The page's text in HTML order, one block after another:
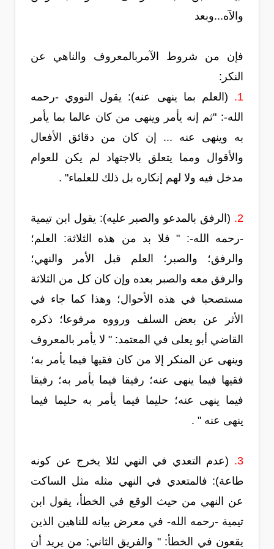
والآه...وبعد
فإن من شروط الآمربالمعروف والناهي عن
النكر:
1.
(العلم بما ينهى عنه): يقول النووي -رحمه
الله-: "ثم إنه يأمر وينهى من كان عالما بما يأمر
به وينهى عنه ... إن كان من دقائق الأفعال
والأقوال ومما يتعلق بالاجتهاد لم يكن للعوام
مدخل فيه ولا لهم إنكاره بل ذلك للعلماء" .
2. (الرفق بالمدعو والصبر عليه): يقول ابن تيمية
-رحمه الله-: " فلا بد من هذه الثلاثة: العلم؛
والرفق؛ والصبر؛ العلم قبل الأمر والنهي؛
والرفق معه والصبر بعده وإن كان كل من الثلاثة
مستصحبا في هذه الأحوال؛ وهذا كما جاء في
الأثر عن بعض السلف ورووه مرفوعا؛ ذكره
القاضي أبو يعلى في المعتمد: " لا يأمر بالمعروف
وينهى عن المنكر إلا من كان فقيها فيما يأمر به؛
فقيها فيما ينهى عنه؛ رفيقا فيما يأمر به؛ رفيقا
فيما ينهى عنه؛ حليما فيما يأمر به حليما فيما
ينهى عنه " .
3.
(عدم التعدي في النهي لئلا يخرج عن كونه
طاعة): فالمتعدي في النهي مثله مثل الساكت
عن النهي من حيث الوقع في الخطأ، يقول ابن
تيمية -رحمه الله- في معرض بيانه للناهين الذين
يقعون في الخطأ: " والفريق الثاني: من يريد أن